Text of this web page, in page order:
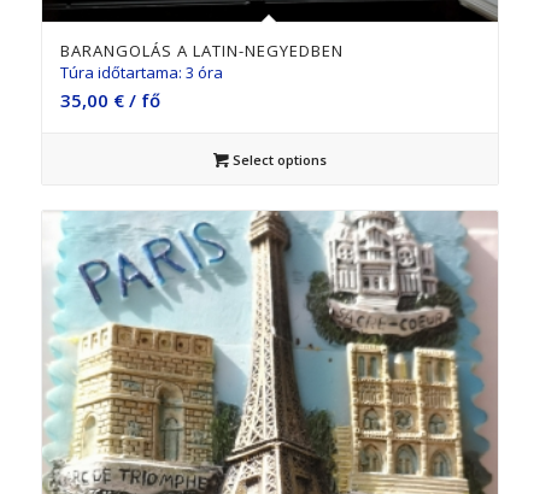
BARANGOLÁS A LATIN-NEGYEDBEN
Túra időtartama: 3 óra
35,00 €/ fő
Select options